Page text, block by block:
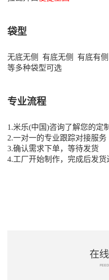
袋型
无底无侧 有底无侧 有底有
等多种袋型可选
专业流程
1.米乐(中国)咨询了解您的定
2.一对一的专业跟踪对接服务
3.确认需求下单，等待发货
4.工厂开始制作，完成后发货
在